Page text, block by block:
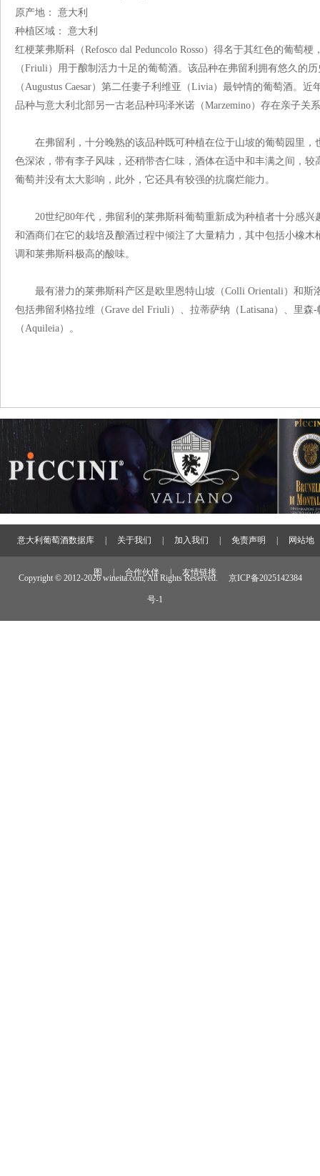
原产地： 意大利
种植区域： 意大利
红梗莱弗斯科（Refosco dal Peduncolo Rosso）得名于其红色的葡萄
（Friuli）用于酿制活力十足的葡萄酒。该品种在弗留利拥有悠久的
（Augustus Caesar）第二任妻子利维亚（Livia）最钟情的葡萄酒。
品种与意大利北部另一古老品种玛泽米诺（Marzemino）存在亲子关
在弗留利，十分晚熟的该品种既可种植在位于山坡的葡萄园里，
色深浓，带有李子风味，还稍带杏仁味，酒体在适中和丰满之间，
葡萄并没有太大影响，此外，它还具有较强的抗腐烂能力。
20世纪80年代，弗留利的莱弗斯科葡萄重新成为种植者十分感兴
和酒商们在它的栽培及酿酒过程中倾注了大量精力，其中包括小橡
调和莱弗斯科极高的酸味。
最有潜力的莱弗斯科产区是欧里恩特山坡（Colli Orientali）和斯
包括弗留利格拉维（Grave del Friuli）、拉蒂萨纳（Latisana）、里森
（Aquileia）。
意大利葡萄酒数据库 关于我们 加入我们 免责声明 网站地
图 合作伙伴 友情链接
Copyright © 2012-2026 wineita.com, All Rights Reserved. 京ICP备2025142384
号-1